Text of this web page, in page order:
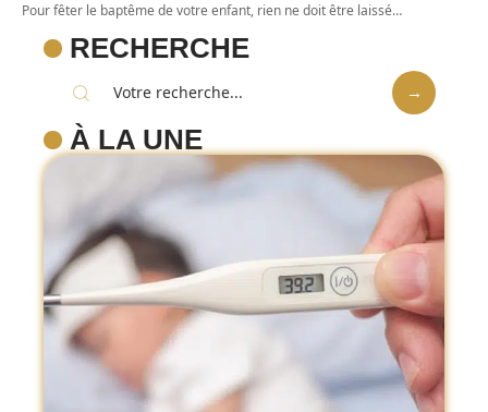
Pour fêter le baptême de votre enfant, rien ne doit être laissé…
RECHERCHE
À LA UNE